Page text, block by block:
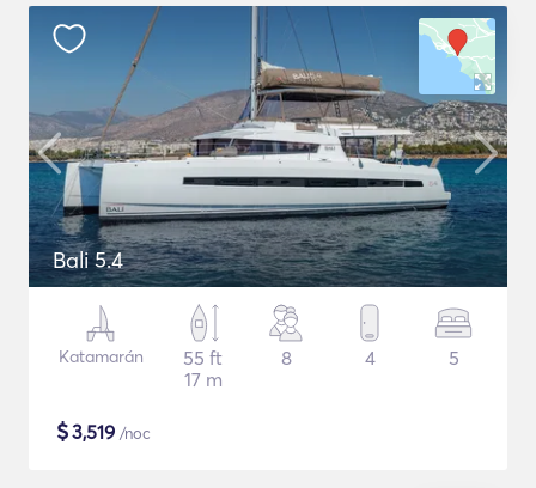
Bali 5.4
Katamarán
55 ft
17 m
8 4 5
$3,519 /noc